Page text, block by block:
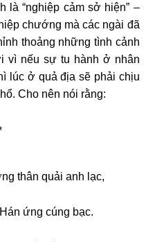
là “nghiệp cảm sở hiện” –
chướng mà các ngài đã
thoảng những tình cảnh
vì nếu sự tu hành ở nhân
lúc ở quả địa sẽ phải chịu
Cho nên nói rằng:
thân quải anh lạc,
ứng cúng bạc.